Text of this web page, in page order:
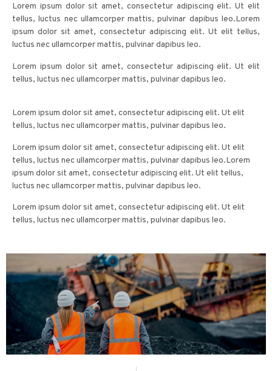
Lorem ipsum dolor sit amet, consectetur adipiscing elit. Ut elit
tellus, luctus nec ullamcorper mattis, pulvinar dapibus leo.Lorem
ipsum dolor sit amet, consectetur adipiscing elit. Ut elit tellus,
luctus nec ullamcorper mattis, pulvinar dapibus leo.
Lorem ipsum dolor sit amet, consectetur adipiscing elit. Ut elit
tellus, luctus nec ullamcorper mattis, pulvinar dapibus leo.
Lorem ipsum dolor sit amet, consectetur adipiscing elit. Ut elit
tellus, luctus nec ullamcorper mattis, pulvinar dapibus leo.
Lorem ipsum dolor sit amet, consectetur adipiscing elit. Ut elit
tellus, luctus nec ullamcorper mattis, pulvinar dapibus leo.Lorem
ipsum dolor sit amet, consectetur adipiscing elit. Ut elit tellus,
luctus nec ullamcorper mattis, pulvinar dapibus leo.
Lorem ipsum dolor sit amet, consectetur adipiscing elit. Ut elit
tellus, luctus nec ullamcorper mattis, pulvinar dapibus leo.